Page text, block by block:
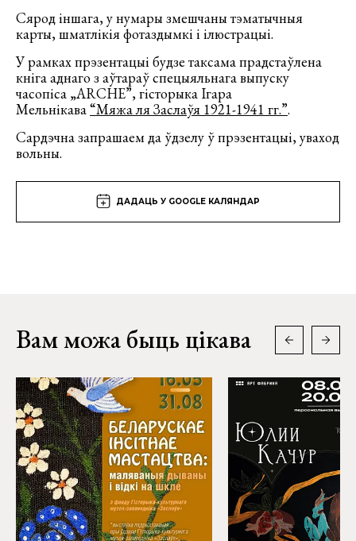
Сярод іншага, у нумары змешчаны тэматычныя
карты, шматлікія фотаздымкі і ілюстрацыі.
У рамках прэзентацыі будзе таксама прадстаўлена
кніга аднаго з аўтараў спецыяльнага выпуску
часопіса „ARCHE”, гісторыка Ігара
Мельнікава“Мяжа ля Заслаўя 1921-1941 гг.”.
Сардэчна запрашаем да ўдзелу ў прэзентацыі, уваход
вольны.
ДАДАЦЬ У GOOGLE КАЛЯНДАР
Вам можа быць цікава